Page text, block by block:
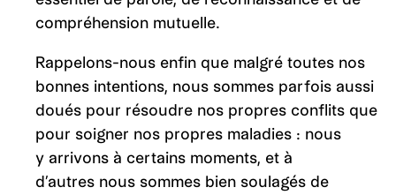
compréhension mutuelle.
Rappelons-nous enfin que malgré toutes nos
bonnes intentions, nous sommes parfois aussi
doués pour résoudre nos propres conflits que
pour soigner nos propres maladies : nous
y arrivons à certains moments, et à
d’autres nous sommes bien soulagés de